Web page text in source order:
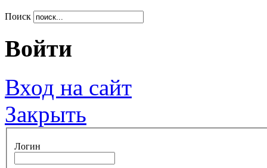
Поиск
Войти
Вход на сайт
Закрыть
Логин